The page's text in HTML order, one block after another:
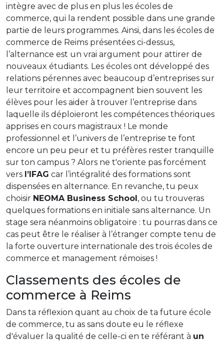
intègre avec de plus en plus les écoles de
commerce, qui la rendent possible dans une grande
partie de leurs programmes. Ainsi, dans les écoles de
commerce de Reims présentées ci-dessus,
l’alternance est un vrai argument pour attirer de
nouveaux étudiants. Les écoles ont développé des
relations pérennes avec beaucoup d’entreprises sur
leur territoire et accompagnent bien souvent les
élèves pour les aider à trouver l’entreprise dans
laquelle ils déploieront les compétences théoriques
apprises en cours magistraux ! Le monde
professionnel et l’univers de l’entreprise te font
encore un peu peur et tu préfères rester tranquille
sur ton campus ? Alors ne t'oriente pas forcément
vers l’IFAG car l’intégralité des formations sont
dispensées en alternance. En revanche, tu peux
choisir NEOMA Business School, ou tu trouveras
quelques formations en initiale sans alternance. Un
stage sera néanmoins obligatoire : tu pourras dans ce
cas peut être le réaliser à l’étranger compte tenu de
la forte ouverture internationale des trois écoles de
commerce et management rémoises !
Classements des écoles de
commerce à Reims
Dans ta réflexion quant au choix de ta future école
de commerce, tu as sans doute eu le réflexe
d'évaluer la qualité de celle-ci en te référant à un